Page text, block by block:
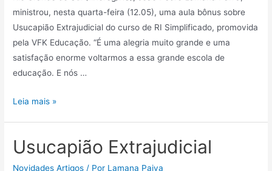
ministrou, nesta quarta-feira (12.05), uma aula bônus sobre
Usucapião Extrajudicial do curso de RI Simplificado, promovida
pela VFK Educação. “É uma alegria muito grande e uma
satisfação enorme voltarmos a essa grande escola de
educação. E nós …
Leia mais »
Usucapião Extrajudicial
Novidades Artigos / Por Lamana Paiva